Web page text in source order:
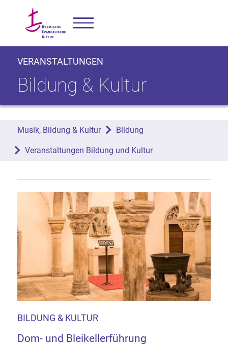
VERANSTALTUNGEN
Bildung & Kultur
Musik, Bildung & Kultur Bildung
Veranstaltungen Bildung und Kultur
BILDUNG & KULTUR
Dom- und Bleikellerführung